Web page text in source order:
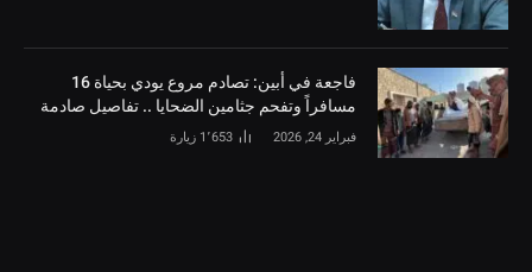
فاجعة في أبين: تصادم مروع يودي بحياة 16
مسافراً وتفحم جثامين الضحايا .. تفاصيل صادمة
فبراير 24, 2026 1٬653 زيارة